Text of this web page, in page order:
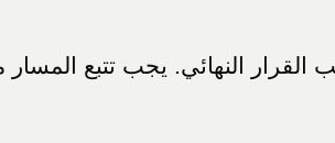
القرار النهائي. يجب تتبع